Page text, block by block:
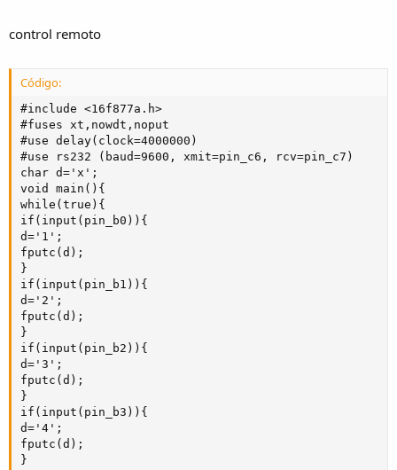
control remoto
Código:
#include <16f877a.h>
#fuses xt,nowdt,noput
#use delay(clock=4000000)
#use rs232 (baud=9600, xmit=pin_c6, rcv=pin_c7)
char d='x';
void main(){
while(true){
if(input(pin_b0)){
d='1';
fputc(d);
}
if(input(pin_b1)){
d='2';
fputc(d);
}
if(input(pin_b2)){
d='3';
fputc(d);
}
if(input(pin_b3)){
d='4';
fputc(d);
}